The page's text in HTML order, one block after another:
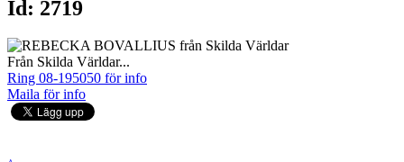
Id: 2719
Från Skilda Världar...
Ring 08-195050 för info
Maila för info